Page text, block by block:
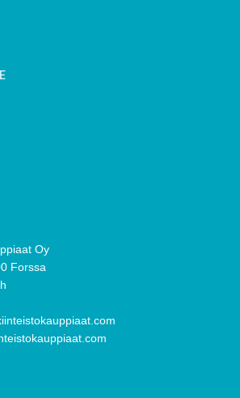
Oy
Forssa